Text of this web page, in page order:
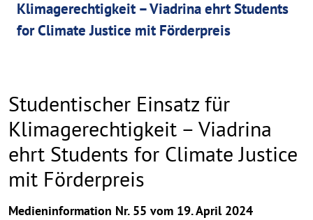
Klimagerechtigkeit – Viadrina ehrt Students
for Climate Justice mit Förderpreis
Studentischer Einsatz für
Klimagerechtigkeit – Viadrina
ehrt Students for Climate Justice
mit Förderpreis
Medieninformation Nr. 55 vom 19. April 2024